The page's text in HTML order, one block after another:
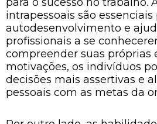
intrapessoais são essenciais
autodesenvolvimento e
profissionais a se
compreender suas próprias
motivações, os indivíduos
decisões mais assertivas e
pessoais com as metas da